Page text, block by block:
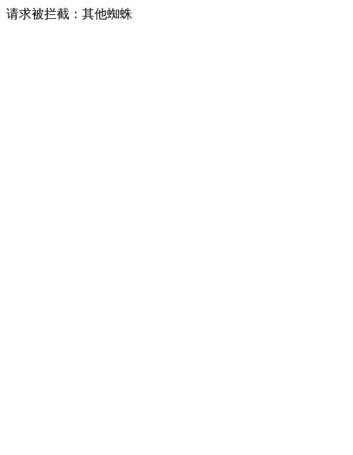
请求被拦截：其他蜘蛛